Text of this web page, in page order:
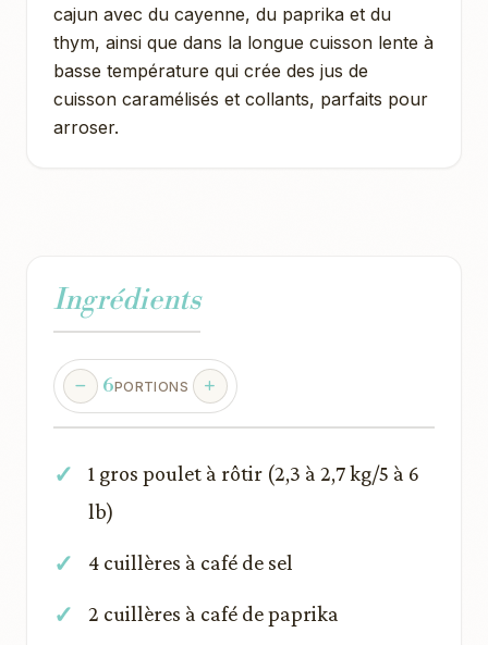
cajun avec du cayenne, du paprika et du
thym, ainsi que dans la longue cuisson lente à
basse température qui crée des jus de
cuisson caramélisés et collants, parfaits pour
arroser.
Ingrédients
6PORTIONS
1 gros poulet à rôtir (2,3 à 2,7 kg/5 à 6
lb)
4 cuillères à café de sel
2 cuillères à café de paprika